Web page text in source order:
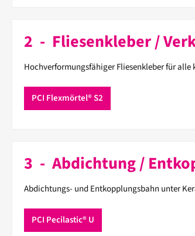
2 - Fliesenkleber /
Hochverformungsfähiger Fliesenkleber für alle
PCI Flexmörtel® S2
3 - Abdichtung /
Abdichtungs- und Entkopplungsbahn unter
PCI Pecilastic® U